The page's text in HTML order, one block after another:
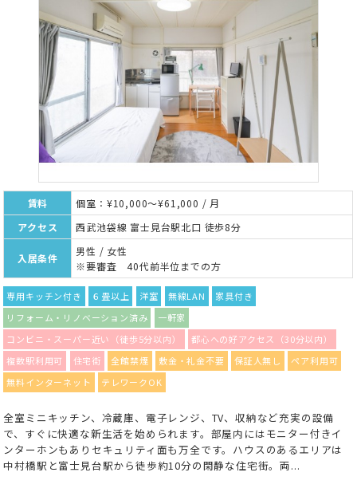
賃料
個室：¥10,000～¥61,000 / 月
アクセス
西武池袋線 富士見台駅北口 徒歩8分
入居条件
男性 / 女性
※要審査 40代前半位までの方
専用キッチン付き ６畳以上 洋室 無線LAN
家具付き
リフォーム・リノベーション済み
一軒家
コンビニ・スーパー近い（徒歩5分以内）
都心への好アクセス（30分以内）
複数駅利用可
住宅街 全館禁煙 敷金・礼金不要 保証人無し
ペア利用可
無料インターネット
テレワークOK
全室ミニキッチン、冷蔵庫、電子レンジ、TV、収納など充実の設備
で、すぐに快適な新生活を始められます。部屋内にはモニター付きイ
ンターホンもありセキュリティ面も万全です。ハウスのあるエリアは
中村橋駅と富士見台駅から徒歩約10分の閑静な住宅街。両...